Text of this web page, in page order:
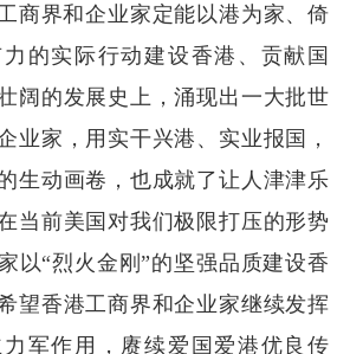
商界和企业家定能以港为家、倚
的实际行动建设香港、贡献国
阔的发展史上，涌现出一大批世
业家，用实干兴港、实业报国，
生动画卷，也成就了让人津津乐
当前美国对我们极限打压的形势
以“烈火金刚”的坚强品质建设香
望香港工商界和企业家继续发挥
军作用，赓续爱国爱港优良传